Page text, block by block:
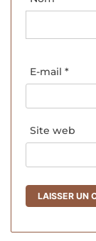
E-mail *
Site web